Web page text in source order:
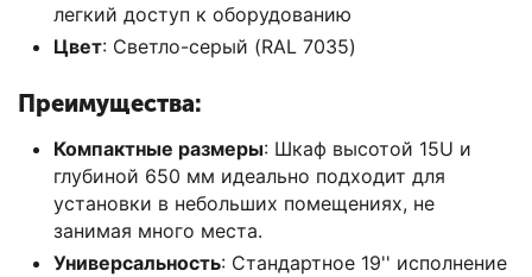
легкий доступ к оборудованию
Цвет: Светло-серый (RAL 7035)
Преимущества:
Компактные размеры: Шкаф высотой 15U и
глубиной 650 мм идеально подходит для
установки в небольших помещениях, не
занимая много места.
Универсальность: Стандартное 19'' исполнение